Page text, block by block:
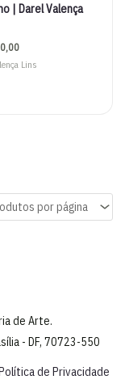
| Darel Valença
Lins
de Arte.
- DF, 70723-550
de Privacidade